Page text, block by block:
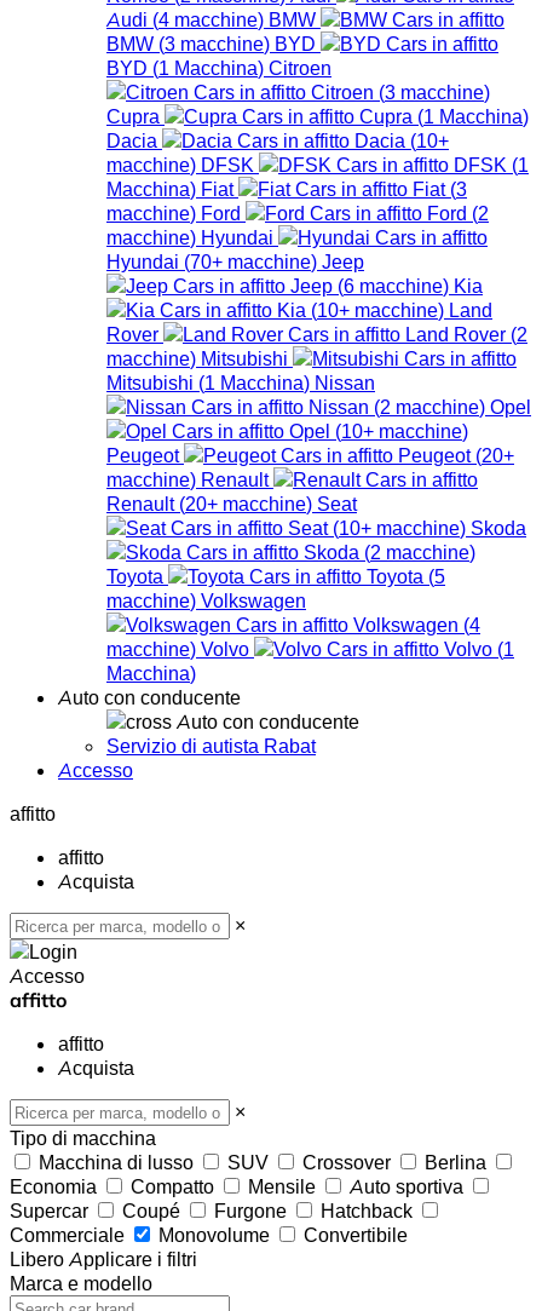
Audi (4 macchine) BMW
BMW (3 macchine) BYD
BYD (1 Macchina) Citroen
Citroen (3 macchine)
Cupra
Cupra (1 Macchina)
Dacia
Dacia (10+
macchine) DFSK DFSK (1
Macchina) Fiat Fiat (3
macchine) Ford Ford (2
macchine) Hyundai
Hyundai (70+ macchine) Jeep
Jeep (6 macchine) Kia
Kia (10+ macchine) Land
Rover
Land Rover (2
macchine) Mitsubishi
Mitsubishi (1 Macchina) Nissan
Nissan (2 macchine) Opel
Opel (10+ macchine)
Peugeot
Peugeot (20+
macchine) Renault
Renault (20+ macchine) Seat
Seat (10+ macchine) Skoda
Skoda (2 macchine)
Toyota
Toyota (5
macchine) Volkswagen
Volkswagen (4
macchine) Volvo Volvo (1
Macchina)
Auto con conducente
Auto con conducente
Servizio di autista Rabat
Accesso
affitto
affitto
Acquista
×
Accesso
affitto
affitto
Acquista
×
Tipo di macchina
Macchina di lusso
SUV Crossover
Berlina
Economia
Compatto Mensile
Auto sportiva
Supercar
Coupé Furgone
Hatchback
Commerciale
Monovolume
Convertibile
Libero Applicare i filtri
Marca e modello